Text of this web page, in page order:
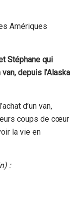
Amériques
Stéphane qui
depuis l’Alaska
d’un van,
coups de cœur
la vie en
: